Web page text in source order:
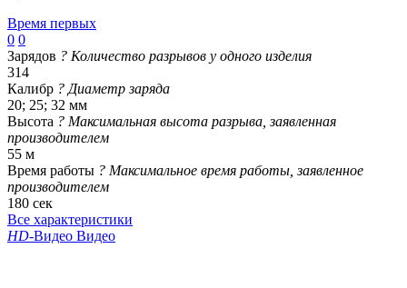
Время первых
0 0
Зарядов ? Количество разрывов у одного изделия
314
Калибр ? Диаметр заряда
20; 25; 32 мм
Высота ? Максимальная высота разрыва, заявленная
производителем
55 м
Время работы ? Максимальное время работы, заявленное
производителем
180 сек
Все характеристики
HD-Видео Видео